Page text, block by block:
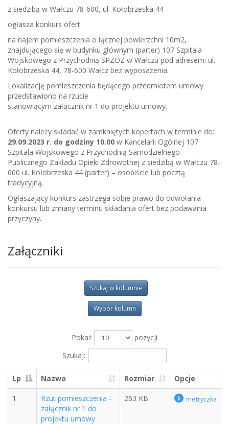
z siedzibą w Wałczu 78-600, ul. Kołobrzeska 44
ogłasza konkurs ofert
na najem pomieszczenia o łącznej powierzchni 10m2,
znajdującego się w budynku głównym (parter) 107 Szpitala
Wojskowego z Przychodnią SPZOZ w Wałczu pod adresem: ul.
Kołobrzeska 44, 78-600 Wałcz bez wyposażenia.
Lokalizację pomieszczenia będącego przedmiotem umowy
przedstawiono na rzucie
stanowiącym załącznik nr 1 do projektu umowy.
Oferty należy składać w zamkniętych kopertach w terminie do:
29.09.2023 r. do godziny 10.00 w Kancelarii Ogólnej 107
Szpitala Wojskowego z Przychodnią Samodzielnego
Publicznego Zakładu Opieki Zdrowotnej z siedzibą w Wałczu 78-
600 ul. Kołobrzeska 44 (parter) – osobiście lub pocztą
tradycyjną.
Ogłaszający konkurs zastrzega sobie prawo do odwołania
konkursu lub zmiany terminu składania ofert bez podawania
przyczyny.
Załączniki
Szukaj w kolumnie
Wybór kolumn
Pokaż
pozycji
Szukaj:
Lp Nazwa Rozmiar Opcje
1
Rzut pomieszczenia -
załącznik nr 1 do
projektu umowy
263 KB metryczka